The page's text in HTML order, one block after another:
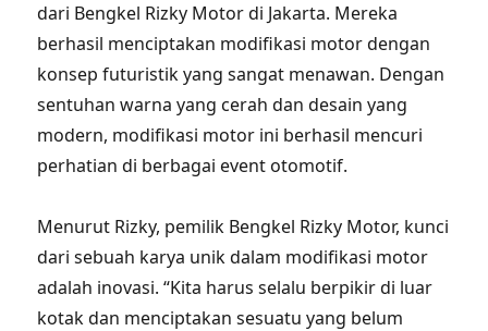
dari Bengkel Rizky Motor di Jakarta. Mereka
berhasil menciptakan modifikasi motor dengan
konsep futuristik yang sangat menawan. Dengan
sentuhan warna yang cerah dan desain yang
modern, modifikasi motor ini berhasil mencuri
perhatian di berbagai event otomotif.
Menurut Rizky, pemilik Bengkel Rizky Motor, kunci
dari sebuah karya unik dalam modifikasi motor
adalah inovasi. “Kita harus selalu berpikir di luar
kotak dan menciptakan sesuatu yang belum